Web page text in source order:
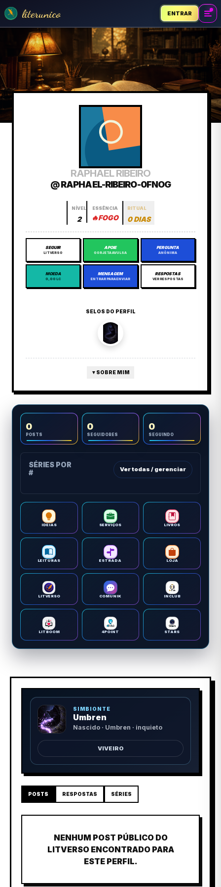
literunico ENTRAR
RAPHAEL RIBEIRO
@ RAPHAEL-RIBEIRO-0FNOG
NÍVEL
2
ESSÊNCIA
🔥FOGO
RITUAL
0 DIAS
SEGUIR
LITVERSO
APOIE
GORJETA AVULSA
PERGUNTA
ANÔNIMA
MOEDA
0,00 LC
MENSAGEM
ENTRAR PARA ENVIAR
RESPOSTAS
VER RESPOSTAS
SELOS DO PERFIL
▼ SOBRE MIM
0
POSTS
0
SEGUIDORES
0
SEGUINDO
SÉRIES POR
#
Ver todas / gerenciar
IDEIAS SERVIÇOS LIVROS
LEITURAS ESTRADA LOJA
LITVERSO COMUNIK INCLUB
LITBOOM 4POINT STARS
SIMBIONTE
Umbren
Nascido · Umbren · inquieto
VIVEIRO
POSTS RESPOSTAS SÉRIES
NENHUM POST PÚBLICO DO
LITVERSO ENCONTRADO PARA
ESTE PERFIL.